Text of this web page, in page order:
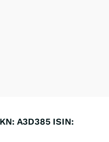
A3D385 ISIN: